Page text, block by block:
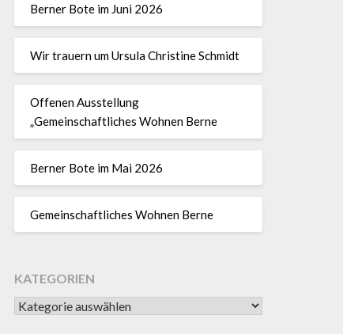
Berner Bote im Juni 2026
Wir trauern um Ursula Christine Schmidt
Offenen Ausstellung
„Gemeinschaftliches Wohnen Berne
Berner Bote im Mai 2026
Gemeinschaftliches Wohnen Berne
KATEGORIEN